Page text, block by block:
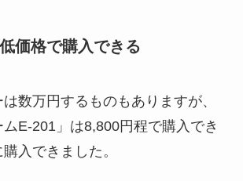
格で購入できる
数万円するものもありますが、
ムE-201」は8,800円程で購入でき
入できました。